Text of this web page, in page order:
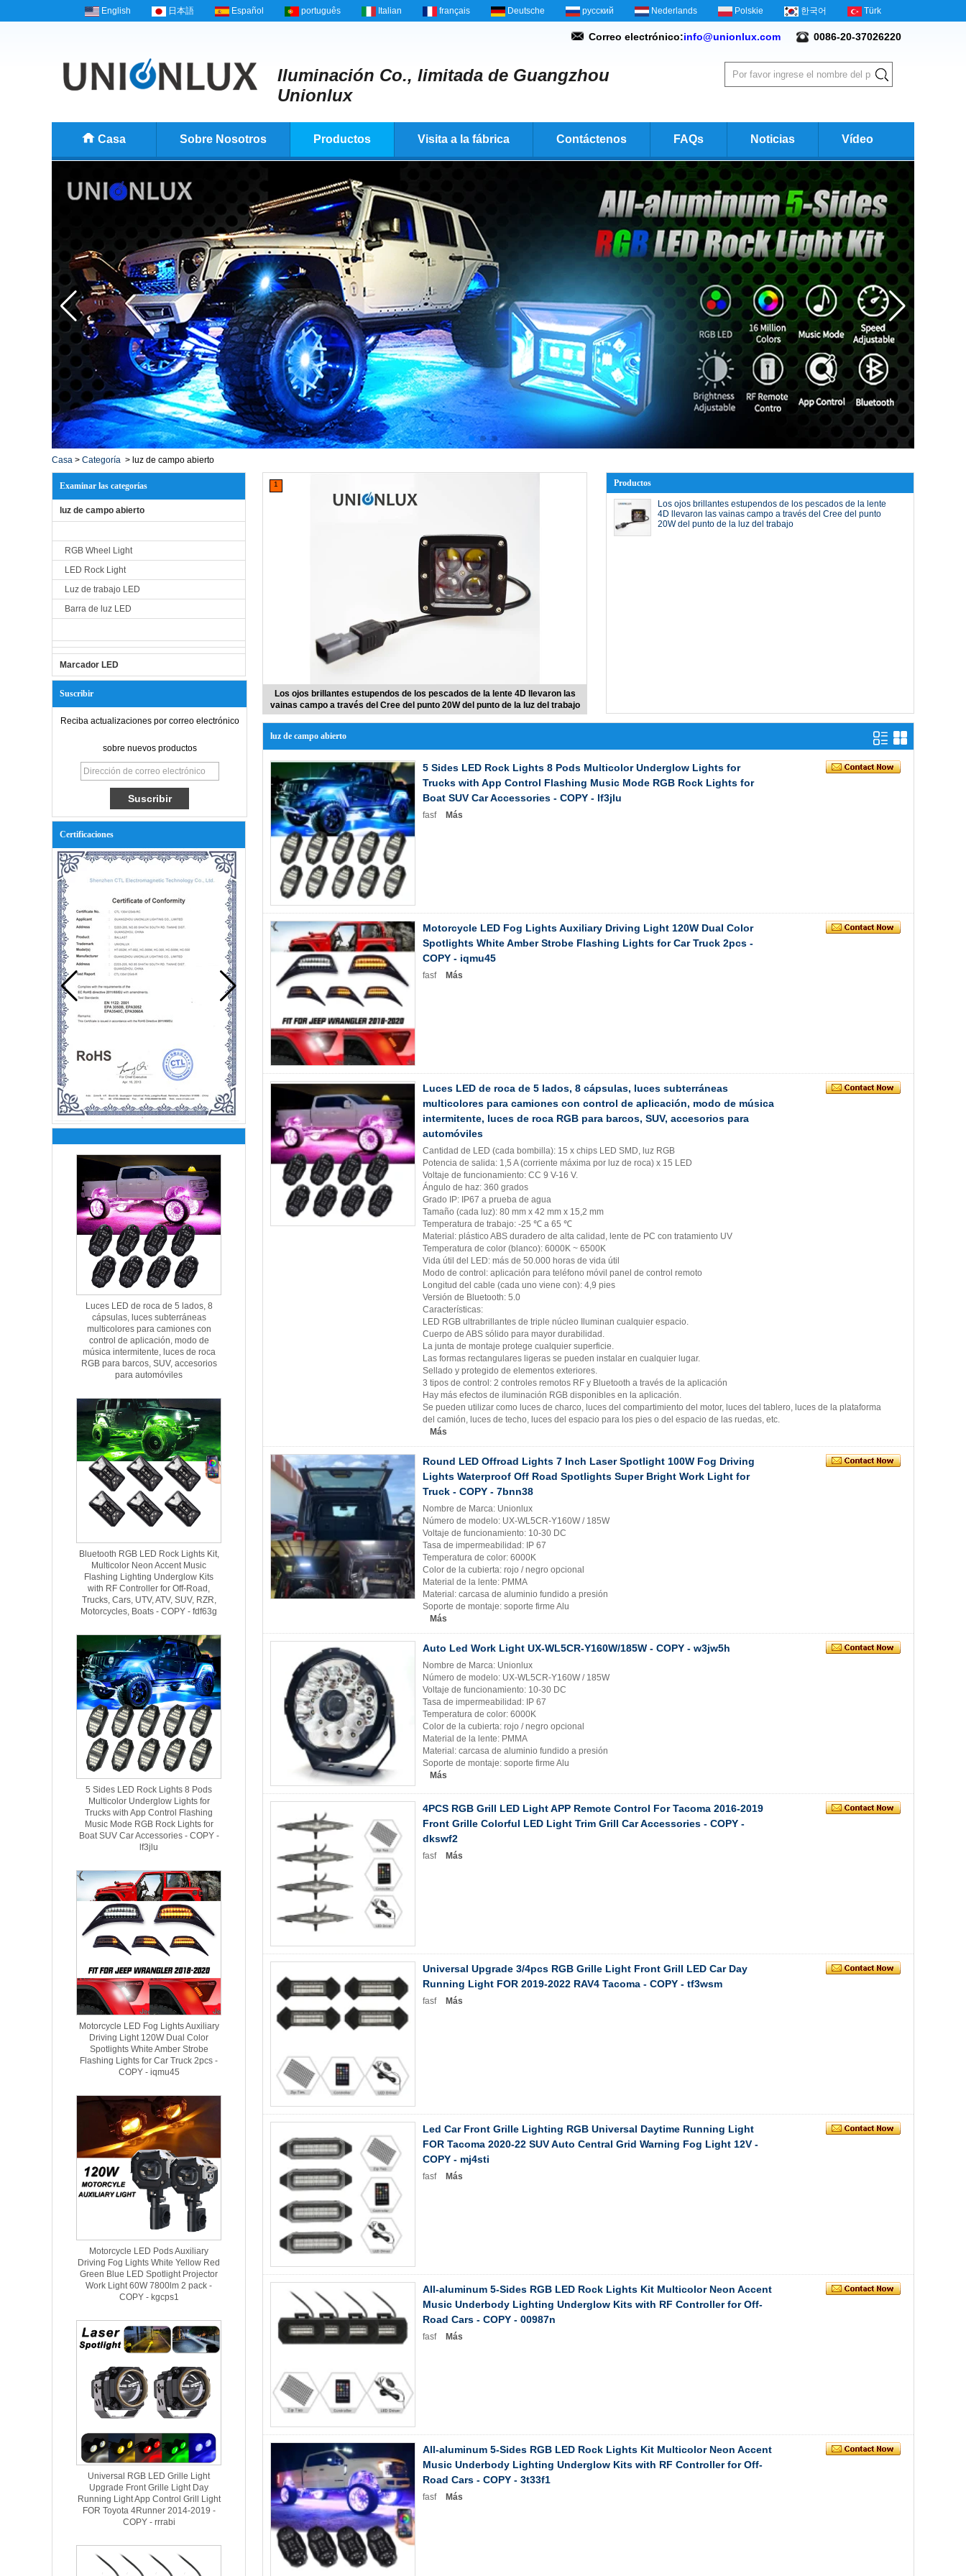
English 日本語 Español português Italian français Deutsche русский Nederlands Polskie 한국어 Türk
Correo electrónico:info@unionlux.com 0086-20-37026220
Iluminación Co., limitada de Guangzhou
Unionlux
Casa Sobre Nosotros Productos Visita a la fábrica Contáctenos FAQs Noticias Vídeo
Casa > Categoría > luz de campo abierto
Examinar las categorías
luz de campo abierto
RGB Wheel Light
LED Rock Light
Luz de trabajo LED
Barra de luz LED
Marcador LED
Suscribir
Reciba actualizaciones por correo electrónico
sobre nuevos productos
Certificaciones
Luces LED de roca de 5 lados, 8
cápsulas, luces subterráneas
multicolores para camiones con
control de aplicación, modo de
música intermitente, luces de roca
RGB para barcos, SUV, accesorios
para automóviles
Bluetooth RGB LED Rock Lights Kit,
Multicolor Neon Accent Music
Flashing Lighting Underglow Kits
with RF Controller for Off-Road,
Trucks, Cars, UTV, ATV, SUV, RZR,
Motorcycles, Boats - COPY - fdf63g
5 Sides LED Rock Lights 8 Pods
Multicolor Underglow Lights for
Trucks with App Control Flashing
Music Mode RGB Rock Lights for
Boat SUV Car Accessories - COPY -
lf3jlu
Motorcycle LED Fog Lights Auxiliary
Driving Light 120W Dual Color
Spotlights White Amber Strobe
Flashing Lights for Car Truck 2pcs -
COPY - iqmu45
Motorcycle LED Pods Auxiliary
Driving Fog Lights White Yellow Red
Green Blue LED Spotlight Projector
Work Light 60W 7800lm 2 pack -
COPY - kgcps1
Universal RGB LED Grille Light
Upgrade Front Grille Light Day
Running Light App Control Grill Light
FOR Toyota 4Runner 2014-2019 -
COPY - rrrabi
1
Los ojos brillantes estupendos de los pescados de la lente 4D llevaron las
vainas campo a través del Cree del punto 20W del punto de la luz del trabajo
Productos
Los ojos brillantes estupendos de los pescados de la lente
4D llevaron las vainas campo a través del Cree del punto
20W del punto de la luz del trabajo
luz de campo abierto
5 Sides LED Rock Lights 8 Pods Multicolor Underglow Lights for
Trucks with App Control Flashing Music Mode RGB Rock Lights for
Boat SUV Car Accessories - COPY - lf3jlu
fasf Más
Motorcycle LED Fog Lights Auxiliary Driving Light 120W Dual Color
Spotlights White Amber Strobe Flashing Lights for Car Truck 2pcs -
COPY - iqmu45
fasf Más
Luces LED de roca de 5 lados, 8 cápsulas, luces subterráneas
multicolores para camiones con control de aplicación, modo de música
intermitente, luces de roca RGB para barcos, SUV, accesorios para
automóviles
Cantidad de LED (cada bombilla): 15 x chips LED SMD, luz RGB
Potencia de salida: 1,5 A (corriente máxima por luz de roca) x 15 LED
Voltaje de funcionamiento: CC 9 V-16 V.
Ángulo de haz: 360 grados
Grado IP: IP67 a prueba de agua
Tamaño (cada luz): 80 mm x 42 mm x 15,2 mm
Temperatura de trabajo: -25 ℃ a 65 ℃
Material: plástico ABS duradero de alta calidad, lente de PC con tratamiento UV
Temperatura de color (blanco): 6000K ~ 6500K
Vida útil del LED: más de 50.000 horas de vida útil
Modo de control: aplicación para teléfono móvil panel de control remoto
Longitud del cable (cada uno viene con): 4,9 pies
Versión de Bluetooth: 5.0
Características:
LED RGB ultrabrillantes de triple núcleo Iluminan cualquier espacio.
Cuerpo de ABS sólido para mayor durabilidad.
La junta de montaje protege cualquier superficie.
Las formas rectangulares ligeras se pueden instalar en cualquier lugar.
Sellado y protegido de elementos exteriores.
3 tipos de control: 2 controles remotos RF y Bluetooth a través de la aplicación
Hay más efectos de iluminación RGB disponibles en la aplicación.
Se pueden utilizar como luces de charco, luces del compartimiento del motor, luces del tablero, luces de la plataforma
del camión, luces de techo, luces del espacio para los pies o del espacio de las ruedas, etc.
Más
Round LED Offroad Lights 7 Inch Laser Spotlight 100W Fog Driving
Lights Waterproof Off Road Spotlights Super Bright Work Light for
Truck - COPY - 7bnn38
Nombre de Marca: Unionlux
Número de modelo: UX-WL5CR-Y160W / 185W
Voltaje de funcionamiento: 10-30 DC
Tasa de impermeabilidad: IP 67
Temperatura de color: 6000K
Color de la cubierta: rojo / negro opcional
Material de la lente: PMMA
Material: carcasa de aluminio fundido a presión
Soporte de montaje: soporte firme Alu
Más
Auto Led Work Light UX-WL5CR-Y160W/185W - COPY - w3jw5h
Nombre de Marca: Unionlux
Número de modelo: UX-WL5CR-Y160W / 185W
Voltaje de funcionamiento: 10-30 DC
Tasa de impermeabilidad: IP 67
Temperatura de color: 6000K
Color de la cubierta: rojo / negro opcional
Material de la lente: PMMA
Material: carcasa de aluminio fundido a presión
Soporte de montaje: soporte firme Alu
Más
4PCS RGB Grill LED Light APP Remote Control For Tacoma 2016-2019
Front Grille Colorful LED Light Trim Grill Car Accessories - COPY -
dkswf2
fasf Más
Universal Upgrade 3/4pcs RGB Grille Light Front Grill LED Car Day
Running Light FOR 2019-2022 RAV4 Tacoma - COPY - tf3wsm
fasf Más
Led Car Front Grille Lighting RGB Universal Daytime Running Light
FOR Tacoma 2020-22 SUV Auto Central Grid Warning Fog Light 12V -
COPY - mj4sti
fasf Más
All-aluminum 5-Sides RGB LED Rock Lights Kit Multicolor Neon Accent
Music Underbody Lighting Underglow Kits with RF Controller for Off-
Road Cars - COPY - 00987n
fasf Más
All-aluminum 5-Sides RGB LED Rock Lights Kit Multicolor Neon Accent
Music Underbody Lighting Underglow Kits with RF Controller for Off-
Road Cars - COPY - 3t33f1
fasf Más